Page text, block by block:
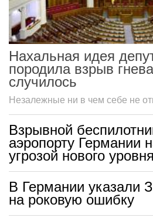
Нахальная идея
породила взрыв
случилось
Незалежные ни в чем себе не
Взрывной
аэропорту Германии
угрозой нового уровня
В Германии указали
на роковую ошибку